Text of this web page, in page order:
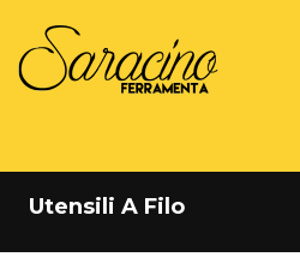
Utensili A Filo